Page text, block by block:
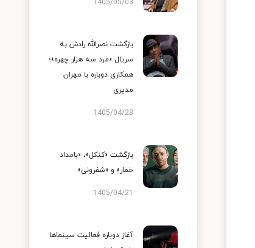
1405/05/03
بازگشت نصرالله رادش به
سریال «مرد سه هزار چهره»؛
همکاری دوباره با مهران
مدیری
1405/04/28
بازگشت «کنکل»، «بامداد
خمار» و «شفرونی»
1405/04/21
آغاز دوباره فعالیت سینماها